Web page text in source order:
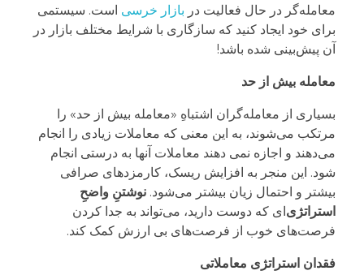
معامله‌گر در حال فعالیت در بازار خرسی است. سیستمی
برای خود ایجاد کنید که سازگاری با شرایط مختلف بازار در
آن پیش‌بینی شده باشد!
معامله بیش از حد
بسیاری از معامله‌گران اشتباهِ «معامله بیش از حد» را
مرتکب می‌شوند، به این معنی که معاملات زیادی را انجام
می‌دهند و اجازه نمی دهند معاملات آنها به درستی انجام
شود. این منجر به افزایش ریسک، کارمزدهای صرافی
بیشتر و احتمال زیان بیشتر می‌شود. نوشتنِ واضحِ
استراتژی‌ای که دوست دارید، می‌تواند به جدا کردن
فرصت‌های خوب از فرصت‌های بی ارزش کمک کند.
فقدان استراتژی معاملاتی